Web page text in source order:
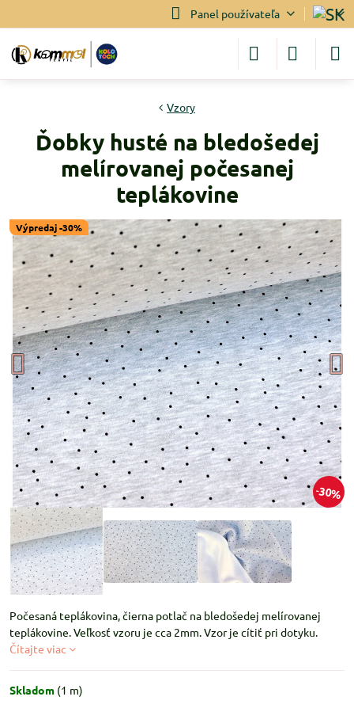
Panel používateľa
Výpredaj -30%
30%
Vzory
Ďobky husté na bledošedej
melírovanej počesanej
teplákovine
Počesaná teplákovina, čierna potlač na bledošedej melírovanej
teplákovine. Veľkosť vzoru je cca 2mm. Vzor je cítiť pri dotyku.
Čítajte viac
Skladom (1 m)